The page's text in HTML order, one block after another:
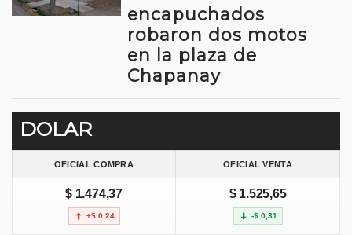
encapuchados
robaron dos motos
en la plaza de
Chapanay
DOLAR
OFICIAL COMPRA OFICIAL VENTA
$ 1.474,37
+$ 0,24
$ 1.525,65
-$ 0,31